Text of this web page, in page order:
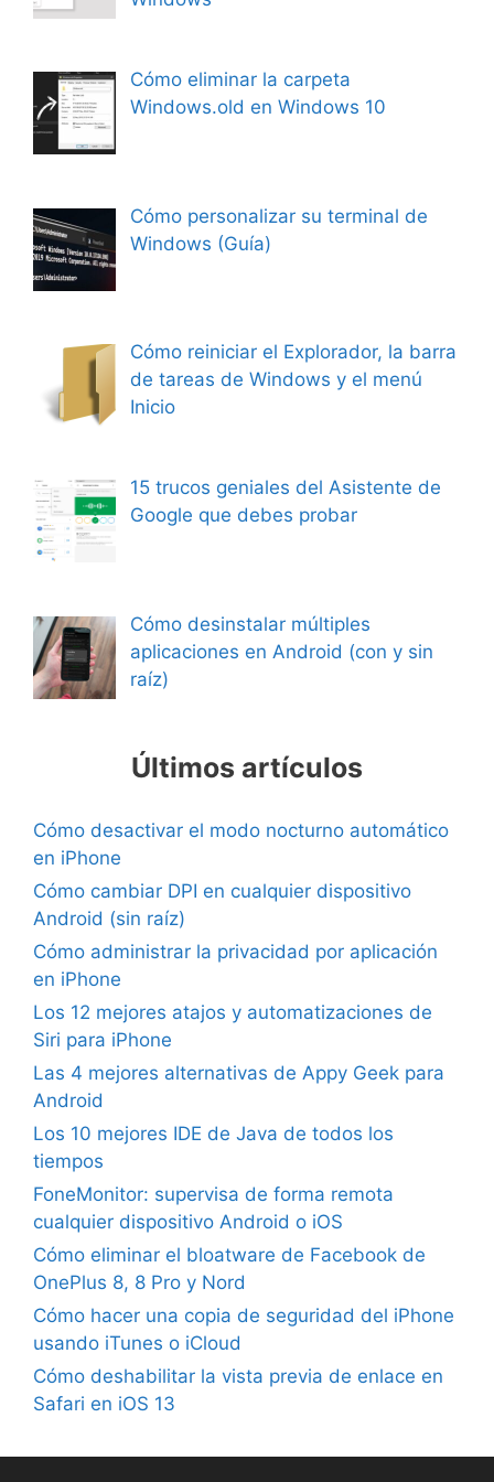
Cómo eliminar la carpeta
Windows.old en Windows 10
Cómo personalizar su terminal de
Windows (Guía)
Cómo reiniciar el Explorador, la barra
de tareas de Windows y el menú
Inicio
15 trucos geniales del Asistente de
Google que debes probar
Cómo desinstalar múltiples
aplicaciones en Android (con y sin
raíz)
Últimos artículos
Cómo desactivar el modo nocturno automático
en iPhone
Cómo cambiar DPI en cualquier dispositivo
Android (sin raíz)
Cómo administrar la privacidad por aplicación
en iPhone
Los 12 mejores atajos y automatizaciones de
Siri para iPhone
Las 4 mejores alternativas de Appy Geek para
Android
Los 10 mejores IDE de Java de todos los
tiempos
FoneMonitor: supervisa de forma remota
cualquier dispositivo Android o iOS
Cómo eliminar el bloatware de Facebook de
OnePlus 8, 8 Pro y Nord
Cómo hacer una copia de seguridad del iPhone
usando iTunes o iCloud
Cómo deshabilitar la vista previa de enlace en
Safari en iOS 13